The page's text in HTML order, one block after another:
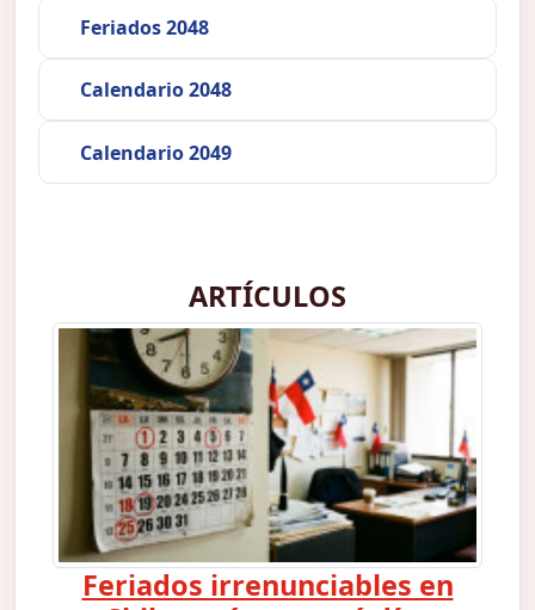
Feriados 2048
Calendario 2048
Calendario 2049
ARTÍCULOS
Feriados irrenunciables en